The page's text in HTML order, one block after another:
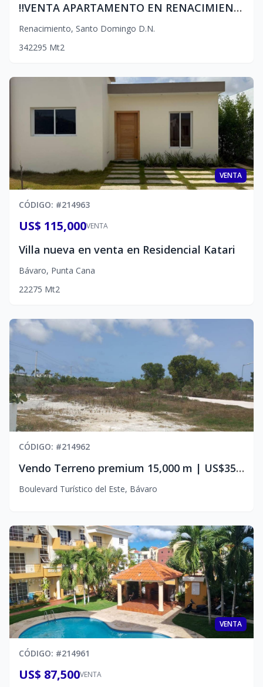
‼️VENTA APARTAMENTO EN RENACIMIENTO!‼️
Renacimiento, Santo Domingo D.N.
342295 Mt2
VENTA
CÓDIGO: #214963
VENTA
US$ 115,000
Villa nueva en venta en Residencial Katari
Bávaro, Punta Cana
22275 Mt2
CÓDIGO: #214962
Vendo Terreno premium 15,000 m | US$350/m2 | Blvd. Turistico
Boulevard Turístico del Este, Bávaro
VENTA
CÓDIGO: #214961
VENTA
US$ 87,500